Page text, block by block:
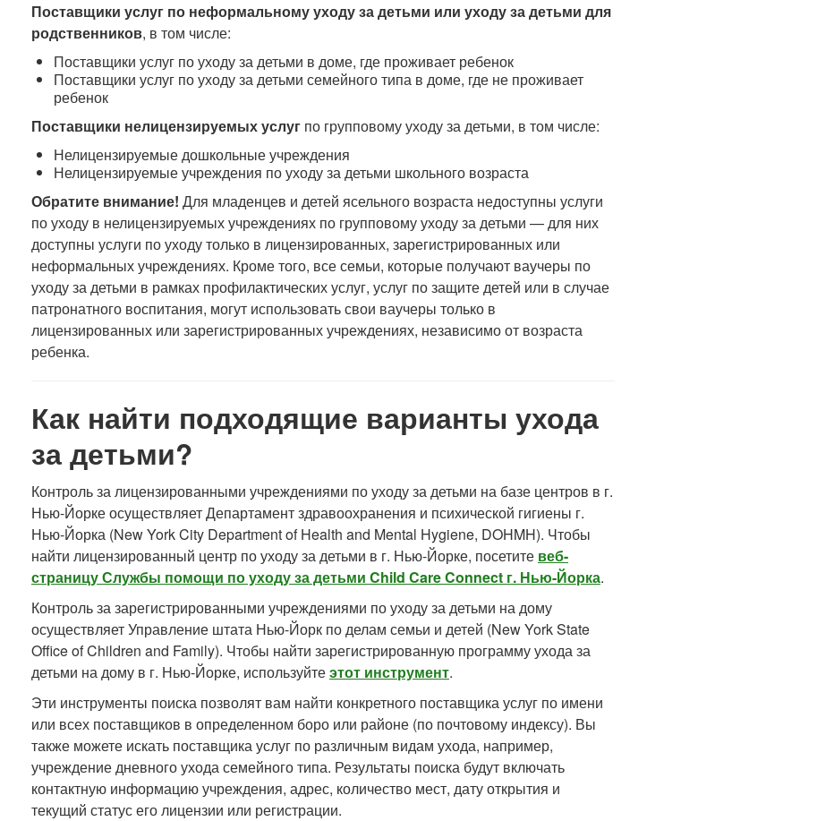
Поставщики услуг по неформальному уходу за детьми или уходу за детьми для
родственников, в том числе:
Поставщики услуг по уходу за детьми в доме, где проживает ребенок
Поставщики услуг по уходу за детьми семейного типа в доме, где не проживает
ребенок
Поставщики нелицензируемых услуг по групповому уходу за детьми, в том числе:
Нелицензируемые дошкольные учреждения
Нелицензируемые учреждения по уходу за детьми школьного возраста
Обратите внимание! Для младенцев и детей ясельного возраста недоступны услуги
по уходу в нелицензируемых учреждениях по групповому уходу за детьми — для них
доступны услуги по уходу только в лицензированных, зарегистрированных или
неформальных учреждениях. Кроме того, все семьи, которые получают ваучеры по
уходу за детьми в рамках профилактических услуг, услуг по защите детей или в случае
патронатного воспитания, могут использовать свои ваучеры только в
лицензированных или зарегистрированных учреждениях, независимо от возраста
ребенка.
Как найти подходящие варианты ухода
за детьми?
Контроль за лицензированными учреждениями по уходу за детьми на базе центров в г.
Нью-Йорке осуществляет Департамент здравоохранения и психической гигиены г.
Нью-Йорка (New York City Department of Health and Mental Hygiene, DOHMH). Чтобы
найти лицензированный центр по уходу за детьми в г. Нью-Йорке, посетите веб-
страницу Службы помощи по уходу за детьми Child Care Connect г. Нью-Йорка.
Контроль за зарегистрированными учреждениями по уходу за детьми на дому
осуществляет Управление штата Нью-Йорк по делам семьи и детей (New York State
Office of Children and Family). Чтобы найти зарегистрированную программу ухода за
детьми на дому в г. Нью-Йорке, используйтеэтот инструмент.
Эти инструменты поиска позволят вам найти конкретного поставщика услуг по имени
или всех поставщиков в определенном боро или районе (по почтовому индексу). Вы
также можете искать поставщика услуг по различным видам ухода, например,
учреждение дневного ухода семейного типа. Результаты поиска будут включать
контактную информацию учреждения, адрес, количество мест, дату открытия и
текущий статус его лицензии или регистрации.